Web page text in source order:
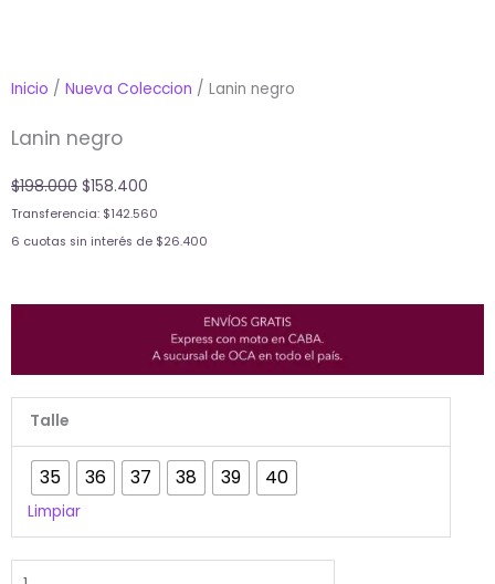
Inicio / Nueva Coleccion / Lanin negro
Lanin negro
$198.000 Original
price
was:
$158.400
price
is:
Transferencia: $142.560
6 cuotas sin interés de $26.400
Talle
35 36 37 38 39 40
Limpiar
cantidad